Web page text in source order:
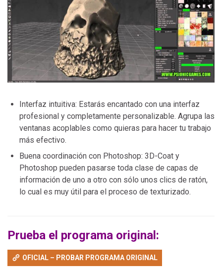
Interfaz intuitiva: Estarás encantado con una interfaz
profesional y completamente personalizable. Agrupa las
ventanas acoplables como quieras para hacer tu trabajo
más efectivo.
Buena coordinación con Photoshop: 3D-Coat y
Photoshop pueden pasarse toda clase de capas de
información de uno a otro con sólo unos clics de ratón,
lo cual es muy útil para el proceso de texturizado.
Prueba el programa original:
OFICIAL – PROBAR PROGRAMA ORIGINAL